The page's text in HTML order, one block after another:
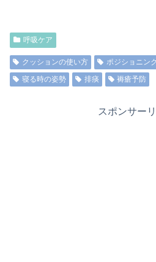
呼吸ケア
クッションの使い方 ポジショニン
寝る時の姿勢
排痰 褥瘡予防
スポンサー